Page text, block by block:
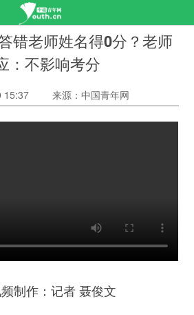
错老师姓名得0分？老师
：不影响考分
15:37 来源：中国青年网
作：记者 聂俊文